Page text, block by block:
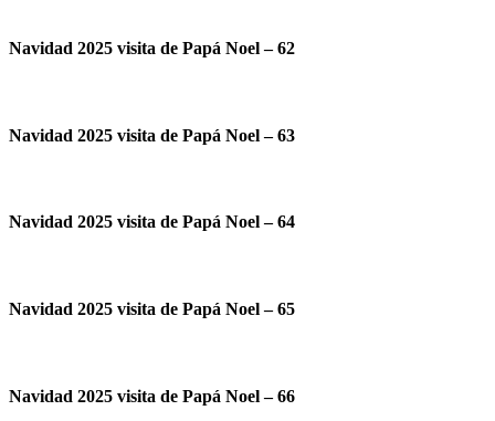
Navidad 2025 visita de Papá Noel – 62
Navidad 2025 visita de Papá Noel – 63
Navidad 2025 visita de Papá Noel – 64
Navidad 2025 visita de Papá Noel – 65
Navidad 2025 visita de Papá Noel – 66